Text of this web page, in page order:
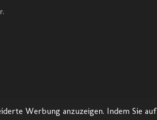
Werbung anzuzeigen. Indem Sie auf